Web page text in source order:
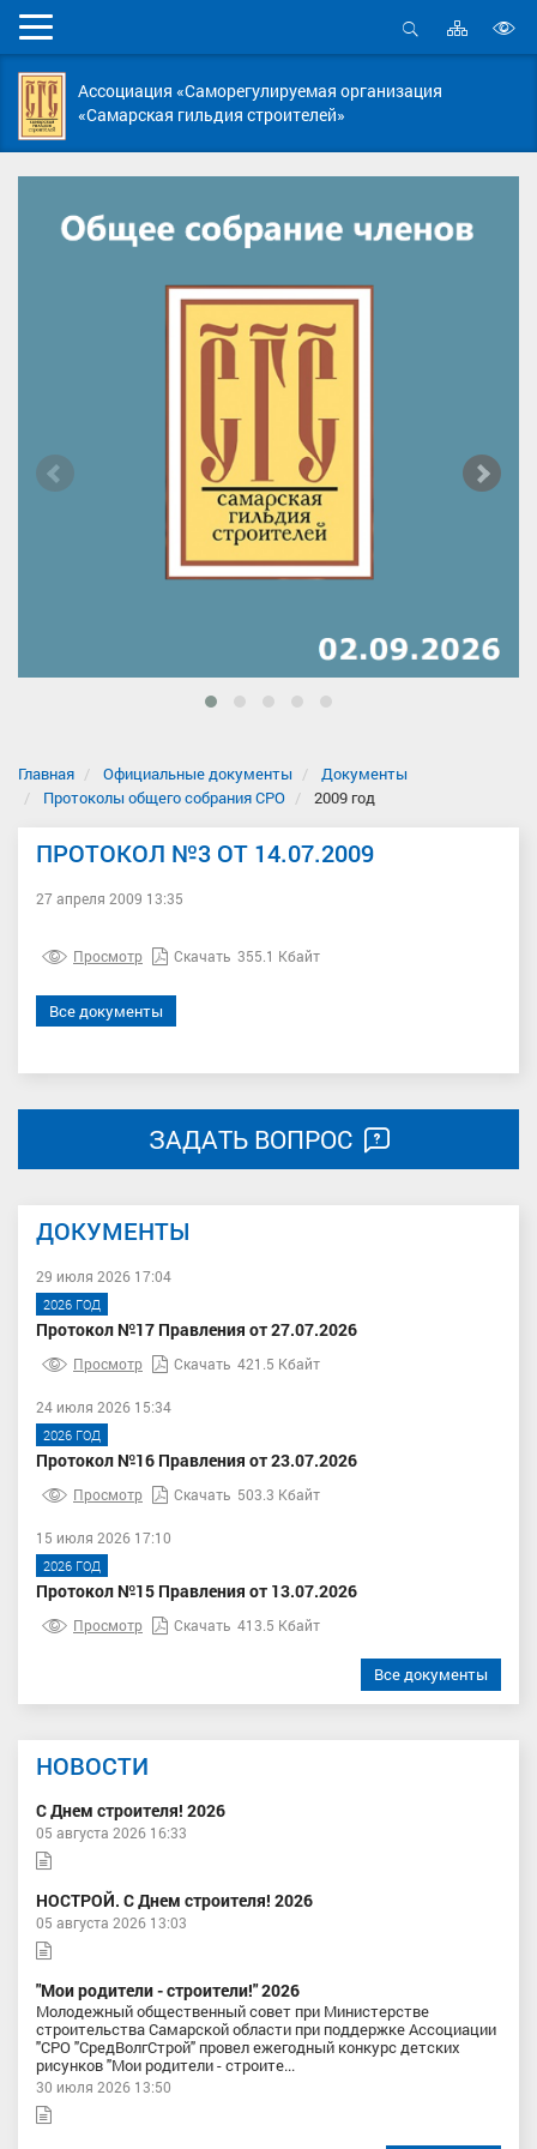
Мобильное
меню
Открыть
Карта
сайта
Ассоциация «Саморегулируемая организация
«Самарская гильдия строителей»
Главная Официальные документы
Документы
Протоколы общего собрания СРО
2009 год
ПРОТОКОЛ №3 ОТ 14.07.2009
27 апреля 2009 13:35
Просмотр Скачать 355.1 Кбайт
Все документы
ЗАДАТЬ ВОПРОС
ДОКУМЕНТЫ
29 июля 2026 17:04
2026 ГОД
Протокол №17 Правления от 27.07.2026
Просмотр Скачать 421.5 Кбайт
24 июля 2026 15:34
2026 ГОД
Протокол №16 Правления от 23.07.2026
Просмотр Скачать 503.3 Кбайт
15 июля 2026 17:10
2026 ГОД
Протокол №15 Правления от 13.07.2026
Просмотр Скачать 413.5 Кбайт
Все документы
НОВОСТИ
С Днем строителя! 2026
05 августа 2026 16:33
НОСТРОЙ. С Днем строителя! 2026
05 августа 2026 13:03
"Мои родители - строители!" 2026
Молодежный общественный совет при Министерстве
строительства Самарской области при поддержке Ассоциации
"СРО "СредВолгСтрой" провел ежегодный конкурс детских
рисунков "Мои родители - строите...
30 июля 2026 13:50